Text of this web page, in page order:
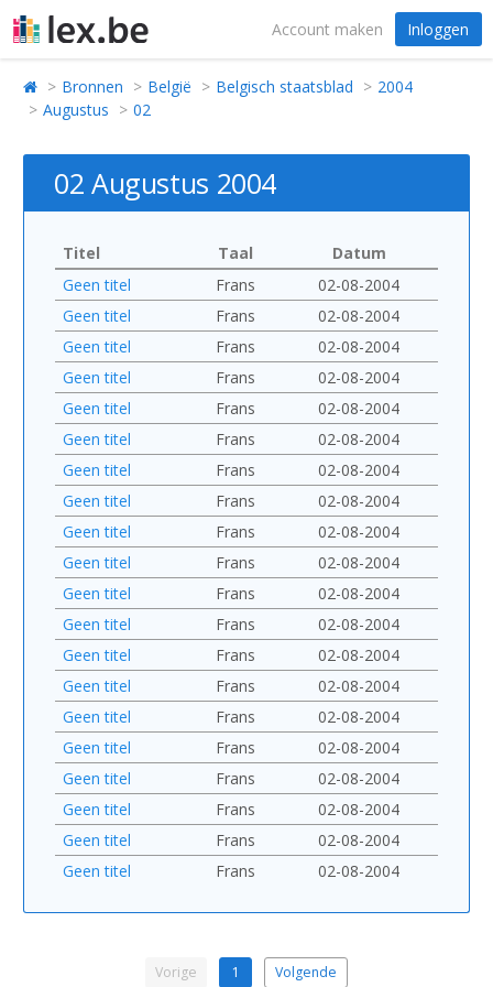
Account maken Inloggen
Bronnen België Belgisch staatsblad
2004
Augustus
02
02 Augustus 2004
Titel Taal
Datum
Geen titel
Frans
02-08-2004
Geen titel
Frans
02-08-2004
Geen titel
Frans
02-08-2004
Geen titel
Frans
02-08-2004
Geen titel
Frans
02-08-2004
Geen titel
Frans
02-08-2004
Geen titel
Frans
02-08-2004
Geen titel
Frans
02-08-2004
Geen titel
Frans
02-08-2004
Geen titel
Frans
02-08-2004
Geen titel
Frans
02-08-2004
Geen titel
Frans
02-08-2004
Geen titel
Frans
02-08-2004
Geen titel
Frans
02-08-2004
Geen titel
Frans
02-08-2004
Geen titel
Frans
02-08-2004
Geen titel
Frans
02-08-2004
Geen titel
Frans
02-08-2004
Geen titel
Frans
02-08-2004
Geen titel
Frans 02-08-2004
Vorige 1 Volgende